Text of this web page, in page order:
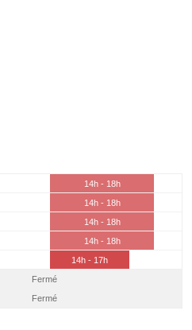
14h - 18h
14h - 18h
14h - 18h
14h - 18h
14h - 17h
Fermé
Fermé